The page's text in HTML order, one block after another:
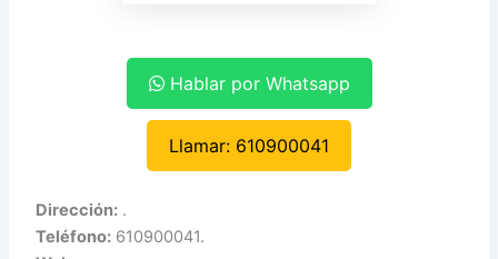
Hablar por Whatsapp
Llamar: 610900041
Dirección: .
Teléfono: 610900041.